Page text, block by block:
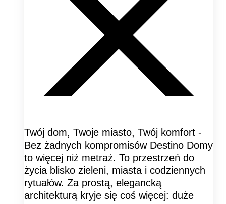
Twój dom, Twoje miasto, Twój komfort -
Bez żadnych kompromisów Destino Domy
to więcej niż metraż. To przestrzeń do
życia blisko zieleni, miasta i codziennych
rytuałów. Za prostą, elegancką
architekturą kryje się coś więcej: duże